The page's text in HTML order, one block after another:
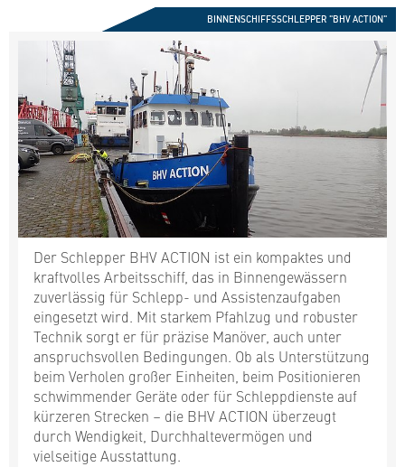
BINNENSCHIFFSSCHLEPPER "BHV ACTION"
Der Schlepper BHV ACTION ist ein kompaktes und
kraftvolles Arbeitsschiff, das in Binnengewässern
zuverlässig für Schlepp- und Assistenzaufgaben
eingesetzt wird. Mit starkem Pfahlzug und robuster
Technik sorgt er für präzise Manöver, auch unter
anspruchsvollen Bedingungen. Ob als Unterstützung
beim Verholen großer Einheiten, beim Positionieren
schwimmender Geräte oder für Schleppdienste auf
kürzeren Strecken – die BHV ACTION überzeugt
durch Wendigkeit, Durchhaltevermögen und
vielseitige Ausstattung.